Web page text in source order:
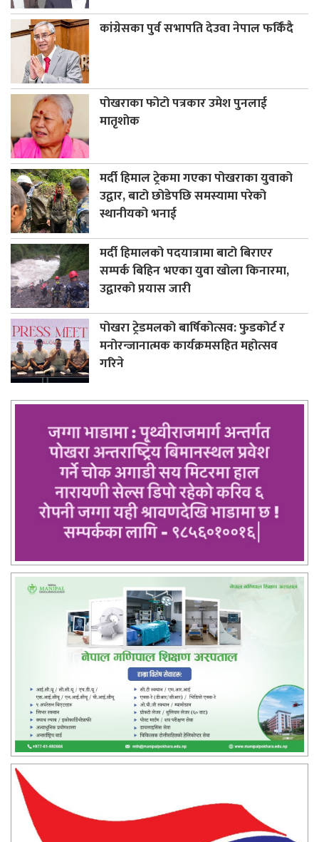
कांग्रेसका पुर्व सभापति देउवा नेपाल फर्किंदै
पोखराका फोटो पत्रकार उमेश पुनलाई
मातृशोक
मर्दी हिमाल ट्रेकमा गएका पोखराका युवाको
उद्वार, बाटो छोडेपछि समस्यामा परेको
स्थानीयको भनाई
मर्दी हिमालको पदयात्रामा बाटो बिराएर
सम्पर्क बिहिन भएका युवा खोला किनारमा,
उद्वारको प्रयास जारी
पोखरा ट्रेडमलको बार्षिकोत्सव: फुडकोर्ट र
मनोरन्जानात्मक कार्यक्रमसहित महोत्सव
गरिने